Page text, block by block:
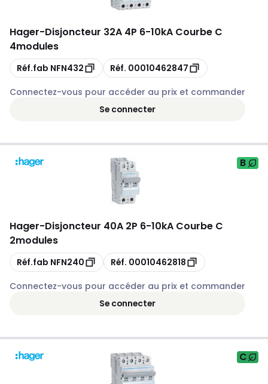
Hager-Disjoncteur 32A 4P 6-10kA Courbe C
4modules
Copie
Réf.fab NFN432 Copie
Réf. 00010462847
Connectez-vous pour accéder au prix et commander
Se connecter
B
Hager-Disjoncteur 40A 2P 6-10kA Courbe C
2modules
Copie
Réf.fab NFN240 Copie
Réf. 00010462818
Connectez-vous pour accéder au prix et commander
Se connecter
C